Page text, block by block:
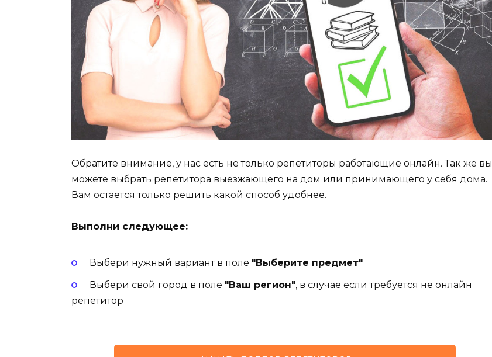
Обратите внимание, у нас есть не только репетиторы работающие онлайн. Так же вы
можете выбрать репетитора выезжающего на дом или принимающего у себя дома.
Вам остается только решить какой способ удобнее.
Выполни следующее:
Выбери нужный вариант в поле "Выберите предмет"
Выбери свой город в поле "Ваш регион", в случае если требуется не онлайн
репетитор